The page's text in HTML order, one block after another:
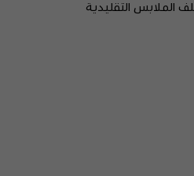
الملابس التقليدية